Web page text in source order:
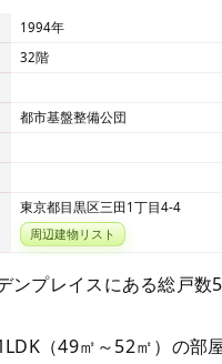
1994年
32階
都市基盤整備公団
東京都目黒区三田1丁目4-4
周辺建物リスト
ンプレイスにある総戸数
（49㎡～52㎡）の部